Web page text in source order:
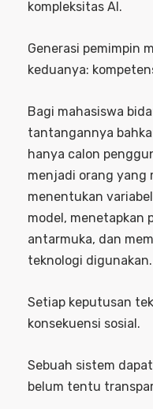
kompleksitas AI.
Generasi pemimpin
keduanya:
Bagi mahasiswa
tantangannya
hanya calon
menjadi orang yang
menentukan
model, menetapkan
antarmuka, dan
teknologi digunakan.
Setiap keputusan
konsekuensi sosial.
Sebuah sistem
belum tentu